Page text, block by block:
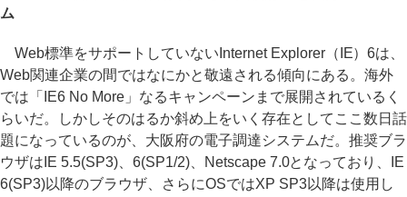
ム
Web標準をサポートしていないInternet Explorer（IE）6は、
Web関連企業の間ではなにかと敬遠される傾向にある。海外
では「IE6 No More」なるキャンペーンまで展開されているく
らいだ。しかしそのはるか斜め上をいく存在としてここ数日話
題になっているのが、大阪府の電子調達システムだ。推奨ブラ
ウザはIE 5.5(SP3)、6(SP1/2)、Netscape 7.0となっており、IE
6(SP3)以降のブラウザ、さらにOSではXP SP3以降は使用し